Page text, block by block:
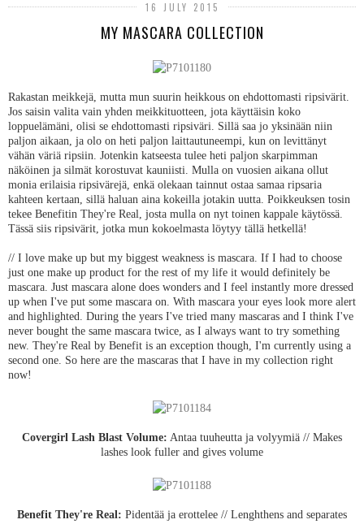
16 JULY 2015
MY MASCARA COLLECTION
Rakastan meikkejä, mutta mun suurin heikkous on ehdottomasti ripsivärit.
Jos saisin valita vain yhden meikkituotteen, jota käyttäisin koko
loppuelämäni, olisi se ehdottomasti ripsiväri. Sillä saa jo yksinään niin
paljon aikaan, ja olo on heti paljon laittautuneempi, kun on levittänyt
vähän väriä ripsiin. Jotenkin katseesta tulee heti paljon skarpimman
näköinen ja silmät korostuvat kauniisti. Mulla on vuosien aikana ollut
monia erilaisia ripsivärejä, enkä olekaan tainnut ostaa samaa ripsaria
kahteen kertaan, sillä haluan aina kokeilla jotakin uutta. Poikkeuksen tosin
tekee Benefitin They're Real, josta mulla on nyt toinen kappale käytössä.
Tässä siis ripsivärit, jotka mun kokoelmasta löytyy tällä hetkellä!
// I love make up but my biggest weakness is mascara. If I had to choose
just one make up product for the rest of my life it would definitely be
mascara. Just mascara alone does wonders and I feel instantly more dressed
up when I've put some mascara on. With mascara your eyes look more alert
and highlighted. During the years I've tried many mascaras and I think I've
never bought the same mascara twice, as I always want to try something
new. They're Real by Benefit is an exception though, I'm currently using a
second one. So here are the mascaras that I have in my collection right
now!
Covergirl Lash Blast Volume: Antaa tuuheutta ja volyymiä // Makes
lashes look fuller and gives volume
Benefit They're Real: Pidentää ja erottelee // Lenghthens and separates